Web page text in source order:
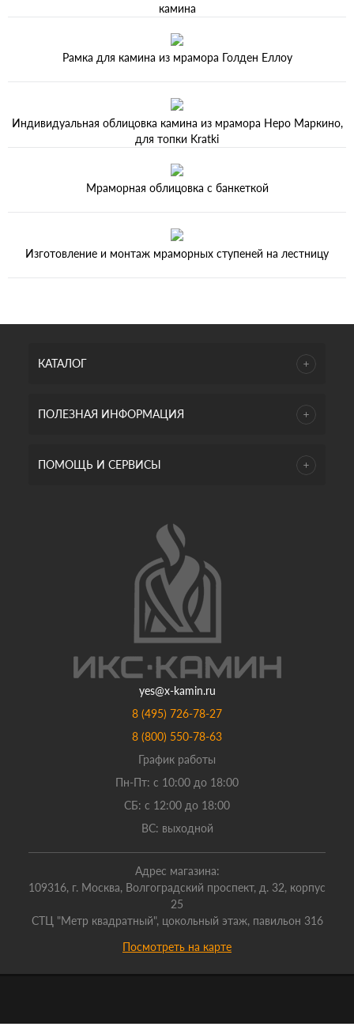
камина
Рамка для камина из мрамора Голден Еллоу
Индивидуальная облицовка камина из мрамора Неро Маркино,
для топки Kratki
Мраморная облицовка с банкеткой
Изготовление и монтаж мраморных ступеней на лестницу
КАТАЛОГ
ПОЛЕЗНАЯ ИНФОРМАЦИЯ
ПОМОЩЬ И СЕРВИСЫ
yes@x-kamin.ru
8 (495) 726-78-27
8 (800) 550-78-63
График работы
Пн-Пт: с 10:00 до 18:00
СБ: с 12:00 до 18:00
ВС: выходной
Адрес магазина:
109316, г. Москва, Волгоградский проспект, д. 32, корпус
25
СТЦ "Метр квадратный", цокольный этаж, павильон 316
Посмотреть на карте